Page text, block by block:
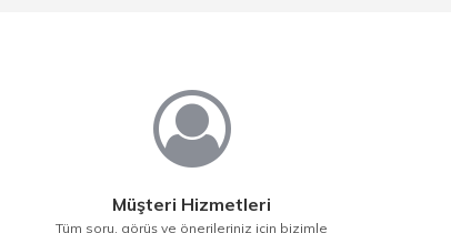
Müşteri Hizmetleri
Tüm soru, görüş ve önerileriniz için bizimle